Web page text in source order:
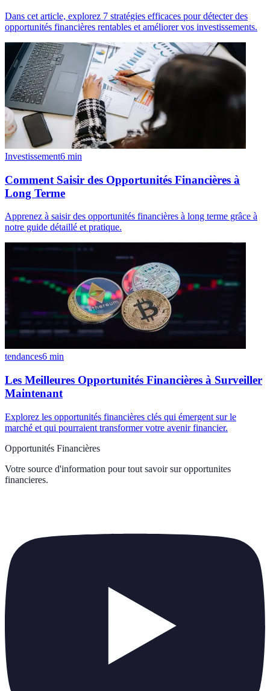
Dans cet article, explorez 7 stratégies efficaces pour détecter des
opportunités financières rentables et améliorer vos investissements.
Investissement6 min
Comment Saisir des Opportunités Financières à
Long Terme
Apprenez à saisir des opportunités financières à long terme grâce à
notre guide détaillé et pratique.
tendances6 min
Les Meilleures Opportunités Financières à Surveiller
Maintenant
Explorez les opportunités financières clés qui émergent sur le
marché et qui pourraient transformer votre avenir financier.
Opportunités Financières
Votre source d'information pour tout savoir sur opportunites
financieres.